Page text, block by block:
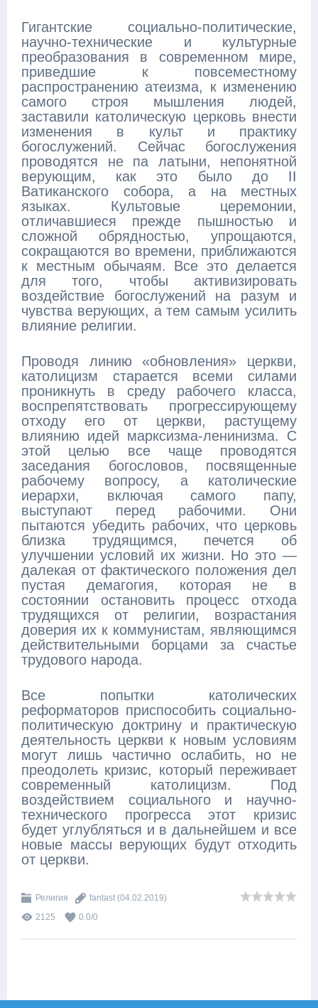
Гигантские социально-политические,
научно-технические и культурные
преобразования в современном мире,
приведшие к повсеместному
распространению атеизма, к изменению
самого строя мышления людей,
заставили католическую церковь внести
изменения в культ и практику
богослужений. Сейчас богослужения
проводятся не па латыни, непонятной
верующим, как это было до II
Ватиканского собора, а на местных
языках. Культовые церемонии,
отличавшиеся прежде пышностью и
сложной обрядностью, упрощаются,
сокращаются во времени, приближаются
к местным обычаям. Все это делается
для того, чтобы активизировать
воздействие богослужений на разум и
чувства верующих, а тем самым усилить
влияние религии.
Проводя линию «обновления» церкви,
католицизм старается всеми силами
проникнуть в среду рабочего класса,
воспрепятствовать прогрессирующему
отходу его от церкви, растущему
влиянию идей марксизма-ленинизма. С
этой целью все чаще проводятся
заседания богословов, посвященные
рабочему вопросу, а католические
иерархи, включая самого папу,
выступают перед рабочими. Они
пытаются убедить рабочих, что церковь
близка трудящимся, печется об
улучшении условий их жизни. Но это —
далекая от фактического положения дел
пустая демагогия, которая не в
состоянии остановить процесс отхода
трудящихся от религии, возрастания
доверия их к коммунистам, являющимся
действительными борцами за счастье
трудового народа.
Все попытки католических
реформаторов приспособить социально-
политическую доктрину и практическую
деятельность церкви к новым условиям
могут лишь частично ослабить, но не
преодолеть кризис, который переживает
современный католицизм. Под
воздействием социального и научно-
технического прогресса этот кризис
будет углубляться и в дальнейшем и все
новые массы верующих будут отходить
от церкви.
Религия fantast (04.02.2019)
2125
0.0/0